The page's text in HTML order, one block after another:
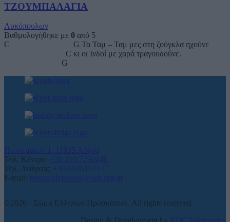
ΤΖΟΥΜΠΑΛΑΓΙΑ
Λυκόπουλων
Βαθμολογήθηκε με 0 από 5
C G Τα Ταμ – Ταμ μες στη ζούγκλα ηχούνε
C κι οι Ινδοί με χαρά τραγουδούνε.
G
Πτολεμαίων 1, 11635 Αθήνα
Τηλ. Κέντρο:
+30 210.7290046
Τηλ. Ανάγκης:
+30 6936117147
E-mail:
ntsesmelopoulos@sep.org.gr
©2026 - Σώμα Ελλήνων Προσκόπων. All rights reserved.